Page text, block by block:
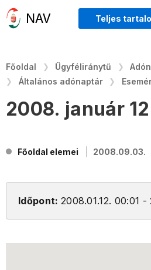
Teljes
Főoldal Ügyféliránytű
Általános adónaptár
2008. január
Főoldal elemei 2008.09.03.
Időpont: 2008.01.12. 00:01 -